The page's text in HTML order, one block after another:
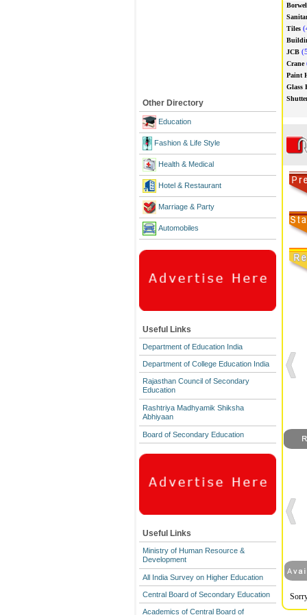
Other Directory
Education
Fashion & Life Style
Health & Medical
Hotel & Restaurant
Marriage & Party
Automobiles
Useful Links
Department of Education India
Department of College Education India
Rajasthan Council of Secondary
Education
Rashtriya Madhyamik Shiksha
Abhiyaan
Board of Secondary Education
Useful Links
Ministry of Human Resource &
Development
All India Survey on Higher Education
Central Board of Secondary Education
Academics of Central Board of
Tiles
JCB
Crane
Paint
Glass